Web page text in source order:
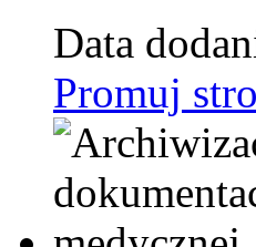
Data
Promuj